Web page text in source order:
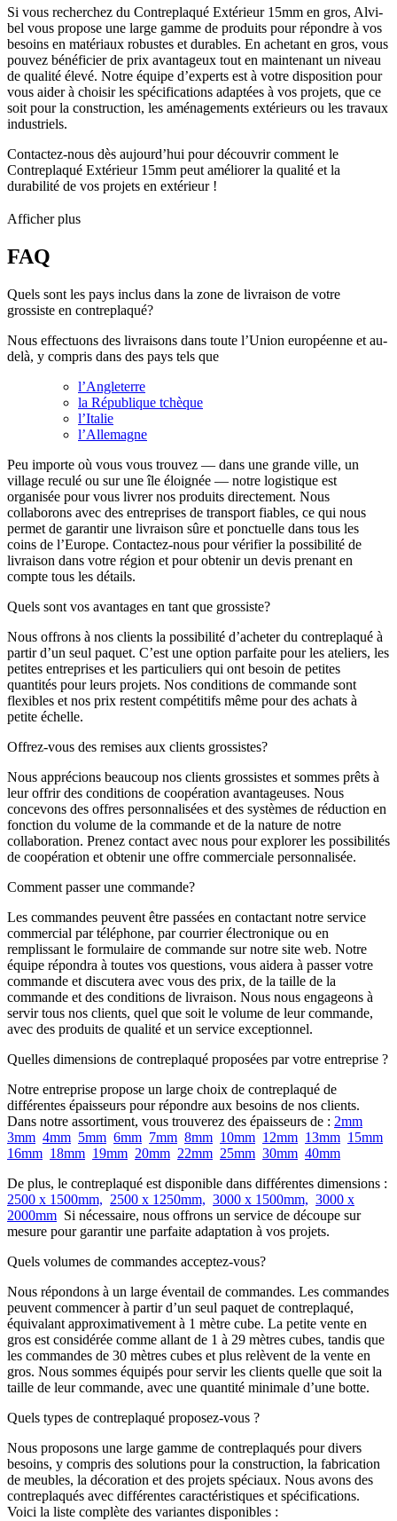
Si vous recherchez du Contreplaqué Extérieur 15mm en gros, Alvi-
bel vous propose une large gamme de produits pour répondre à vos
besoins en matériaux robustes et durables. En achetant en gros, vous
pouvez bénéficier de prix avantageux tout en maintenant un niveau
de qualité élevé. Notre équipe d’experts est à votre disposition pour
vous aider à choisir les spécifications adaptées à vos projets, que ce
soit pour la construction, les aménagements extérieurs ou les travaux
industriels.
Contactez-nous dès aujourd’hui pour découvrir comment le
Contreplaqué Extérieur 15mm peut améliorer la qualité et la
durabilité de vos projets en extérieur !
Afficher plus
FAQ
Quels sont les pays inclus dans la zone de livraison de votre
grossiste en contreplaqué?
Nous effectuons des livraisons dans toute l’Union européenne et au-
delà, y compris dans des pays tels que
l’Angleterre
la République tchèque
l’Italie
l’Allemagne
Peu importe où vous vous trouvez — dans une grande ville, un
village reculé ou sur une île éloignée — notre logistique est
organisée pour vous livrer nos produits directement. Nous
collaborons avec des entreprises de transport fiables, ce qui nous
permet de garantir une livraison sûre et ponctuelle dans tous les
coins de l’Europe. Contactez-nous pour vérifier la possibilité de
livraison dans votre région et pour obtenir un devis prenant en
compte tous les détails.
Quels sont vos avantages en tant que grossiste?
Nous offrons à nos clients la possibilité d’acheter du contreplaqué à
partir d’un seul paquet. C’est une option parfaite pour les ateliers, les
petites entreprises et les particuliers qui ont besoin de petites
quantités pour leurs projets. Nos conditions de commande sont
flexibles et nos prix restent compétitifs même pour des achats à
petite échelle.
Offrez-vous des remises aux clients grossistes?
Nous apprécions beaucoup nos clients grossistes et sommes prêts à
leur offrir des conditions de coopération avantageuses. Nous
concevons des offres personnalisées et des systèmes de réduction en
fonction du volume de la commande et de la nature de notre
collaboration. Prenez contact avec nous pour explorer les possibilités
de coopération et obtenir une offre commerciale personnalisée.
Comment passer une commande?
Les commandes peuvent être passées en contactant notre service
commercial par téléphone, par courrier électronique ou en
remplissant le formulaire de commande sur notre site web. Notre
équipe répondra à toutes vos questions, vous aidera à passer votre
commande et discutera avec vous des prix, de la taille de la
commande et des conditions de livraison. Nous nous engageons à
servir tous nos clients, quel que soit le volume de leur commande,
avec des produits de qualité et un service exceptionnel.
Quelles dimensions de contreplaqué proposées par votre entreprise ?
Notre entreprise propose un large choix de contreplaqué de
différentes épaisseurs pour répondre aux besoins de nos clients.
Dans notre assortiment, vous trouverez des épaisseurs de : 2mm
3mm 4mm 5mm 6mm 7mm 8mm 10mm 12mm 13mm 15mm
16mm 18mm 19mm 20mm 22mm 25mm 30mm 40mm
De plus, le contreplaqué est disponible dans différentes dimensions :
2500 x 1500mm, 2500 x 1250mm, 3000 x 1500mm, 3000 x
2000mm Si nécessaire, nous offrons un service de découpe sur
mesure pour garantir une parfaite adaptation à vos projets.
Quels volumes de commandes acceptez-vous?
Nous répondons à un large éventail de commandes. Les commandes
peuvent commencer à partir d’un seul paquet de contreplaqué,
équivalant approximativement à 1 mètre cube. La petite vente en
gros est considérée comme allant de 1 à 29 mètres cubes, tandis que
les commandes de 30 mètres cubes et plus relèvent de la vente en
gros. Nous sommes équipés pour servir les clients quelle que soit la
taille de leur commande, avec une quantité minimale d’une botte.
Quels types de contreplaqué proposez-vous ?
Nous proposons une large gamme de contreplaqués pour divers
besoins, y compris des solutions pour la construction, la fabrication
de meubles, la décoration et des projets spéciaux. Nous avons des
contreplaqués avec différentes caractéristiques et spécifications.
Voici la liste complète des variantes disponibles :